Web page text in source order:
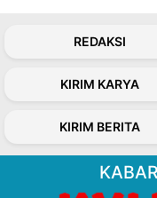
REDAKSI
KIRIM KARYA
KIRIM BERITA